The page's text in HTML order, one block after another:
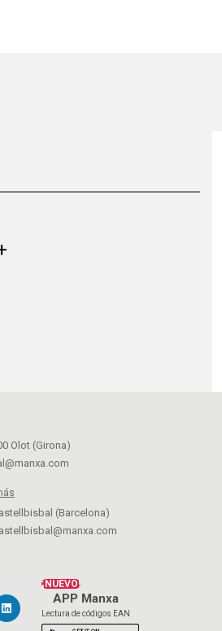
Olot (Girona)
(Barcelona)
¡NUEVO!
APP Manxa
Lectura de códigos EAN